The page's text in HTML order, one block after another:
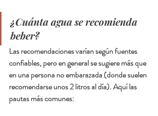
¿Cuánta agua se recomienda
beber?
Las recomendaciones varían según fuentes
confiables, pero en general se sugiere más que
en una persona no embarazada (donde suelen
recomendarse unos 2 litros al día). Aquí las
pautas más comunes: